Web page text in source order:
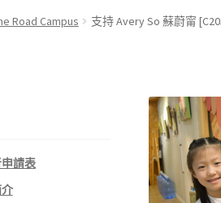
Road Campus 支持 Avery So 蘇蔚甯
請表